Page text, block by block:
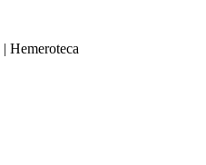
| Hemeroteca